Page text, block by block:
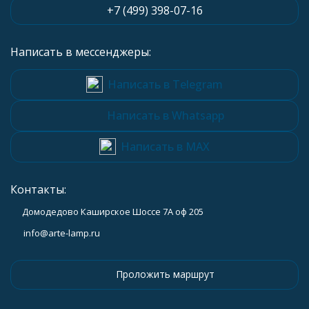
+7 (499) 398-07-16
Написать в мессенджеры:
Написать в Telegram
Написать в Whatsapp
Написать в MAX
Контакты:
Домодедово Каширское Шоссе 7А оф 205
info@arte-lamp.ru
Проложить маршрут